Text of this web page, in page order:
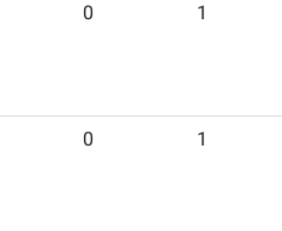
0 1
0 1